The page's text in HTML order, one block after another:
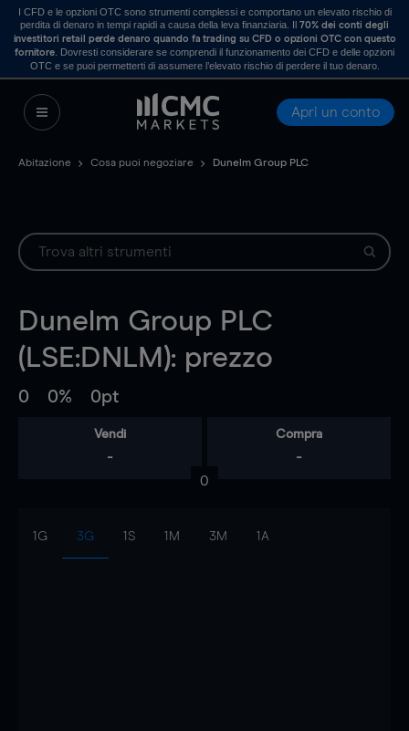
I CFD e le opzioni OTC sono strumenti complessi e comportano un elevato rischio di
perdita di denaro in tempi rapidi a causa della leva finanziaria. Il70% dei conti degli
investitori retail perde denaro quando fa trading su CFD o opzioni OTC con questo
fornitore . Dovresti considerare se comprendi il funzionamento dei CFD e delle opzioni
OTC e se puoi permetterti di assumere l’elevato rischio di perdere il tuo denaro.
Apri un conto
Abitazione Cosa puoi negoziare Dunelm Group PLC
Dunelm Group PLC
(LSE:DNLM): prezzo
0 0% 0pt
Vendi
-
Compra
-
0
1G 3G 1S 1M 3M 1A